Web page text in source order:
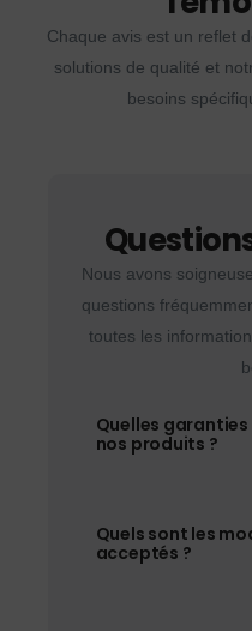
Chaque avis est un reflet
solutions de qualité et
besoins
Nous avons
questions
toutes les
Quelles
nos produits ?
Quels sont les
acceptés ?